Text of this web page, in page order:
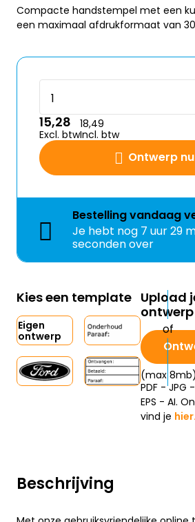
Beschrijving
Compacte handstempel met een
een maximaal afdrukformaat van
Ontwerp nu
15,28
Excl. btw
18,49
Incl. btw
Bestellingvandaag
Je hebt nog 7 uur 29
seconden over
Kies een template
Eigen
ontwerp
Upload
ontwerp
(max 8mb)
PDF - JPG
EPS - AI.
vind je hier.